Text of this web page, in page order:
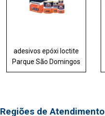
adesivos epóxi loctite
Parque São Domingos
Regiões de Atendimento